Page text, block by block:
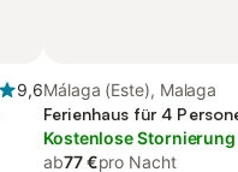
9,6Málaga (Este), Malaga
Ferienhaus für 4
Kostenlose Stornierung
ab77 €pro Nacht